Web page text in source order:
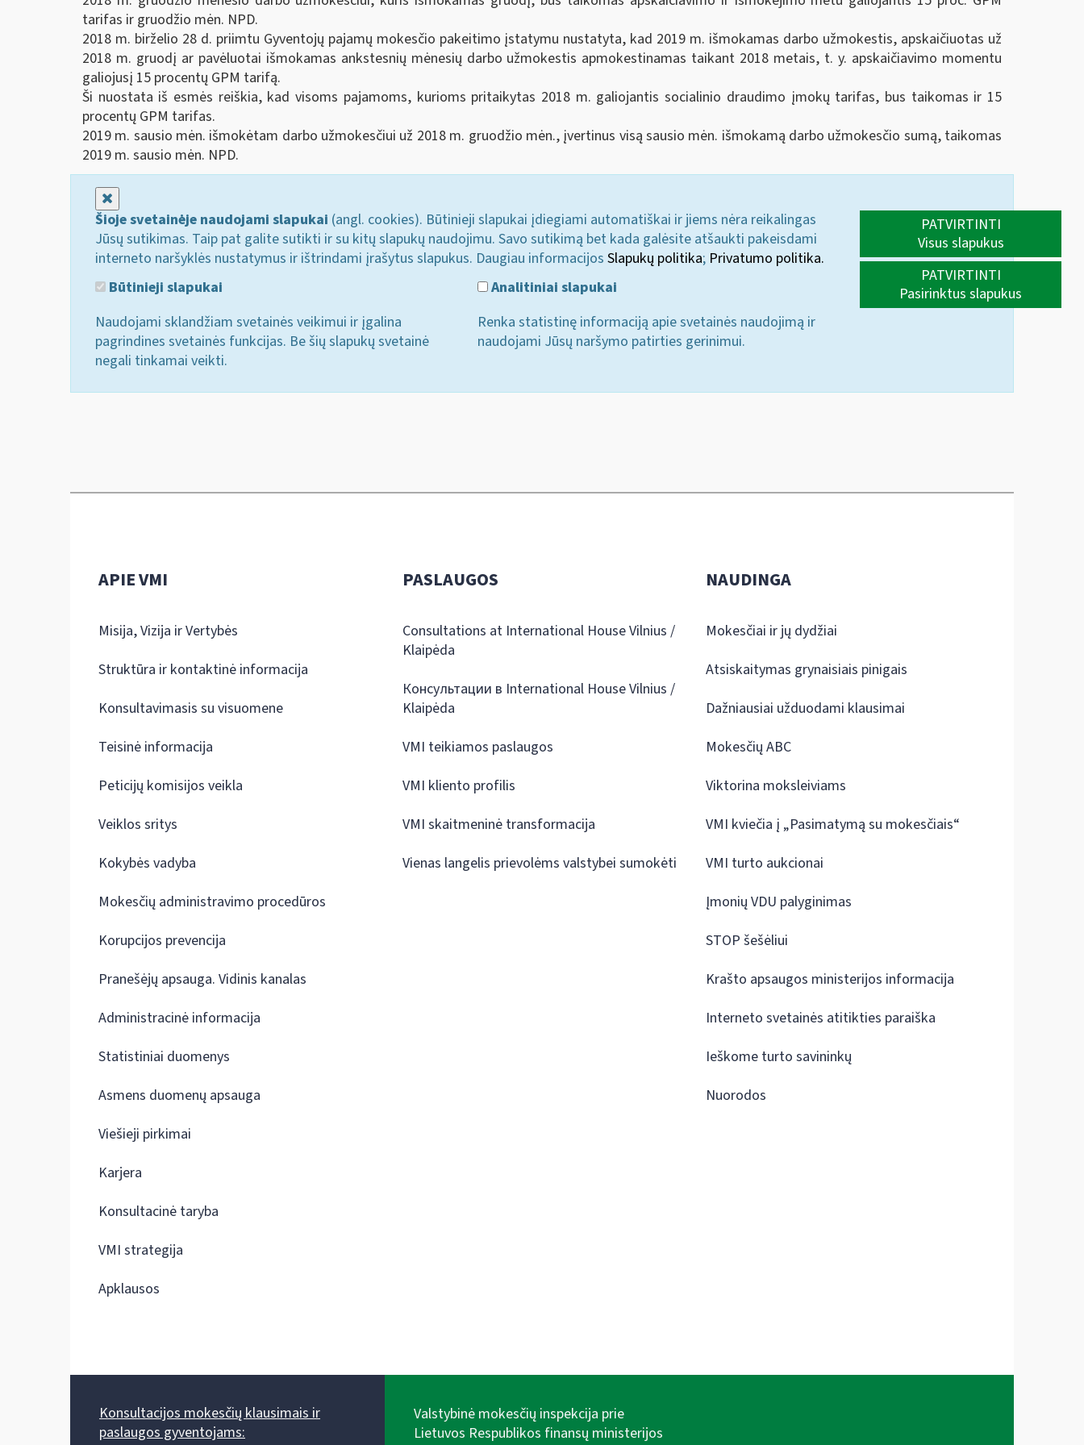
tarifas ir gruodžio mėn. NPD.
2018 m. birželio 28 d. priimtu Gyventojų pajamų mokesčio pakeitimo įstatymu nustatyta, kad 2019 m. išmokamas darbo užmokestis, apskaičiuotas už
2018 m. gruodį ar pavėluotai išmokamas ankstesnių mėnesių darbo užmokestis apmokestinamas taikant 2018 metais, t. y. apskaičiavimo momentu
galiojusį 15 procentų GPM tarifą.
Ši nuostata iš esmės reiškia, kad visoms pajamoms, kurioms pritaikytas 2018 m. galiojantis socialinio draudimo įmokų tarifas, bus taikomas ir 15
procentų GPM tarifas.
2019 m. sausio mėn. išmokėtam darbo užmokesčiui už 2018 m. gruodžio mėn., įvertinus visą sausio mėn. išmokamą darbo užmokesčio sumą, taikomas
2019 m. sausio mėn. NPD.
Šioje svetainėje naudojami slapukai (angl. cookies). Būtinieji slapukai įdiegiami automatiškai ir jiems nėra reikalingas
Jūsų sutikimas. Taip pat galite sutikti ir su kitų slapukų naudojimu. Savo sutikimą bet kada galėsite atšaukti pakeisdami
interneto naršyklės nustatymus ir ištrindami įrašytus slapukus. Daugiau informacijos Slapukų politika; Privatumo politika.
Būtinieji slapukai
Naudojami sklandžiam svetainės veikimui ir įgalina
pagrindines svetainės funkcijas. Be šių slapukų svetainė
negali tinkamai veikti.
Analitiniai slapukai
Renka statistinę informaciją apie svetainės naudojimą ir
naudojami Jūsų naršymo patirties gerinimui.
PATVIRTINTI
Visus slapukus
PATVIRTINTI
Pasirinktus slapukus
APIE VMI
Misija, Vizija ir Vertybės
Struktūra ir kontaktinė informacija
Konsultavimasis su visuomene
Teisinė informacija
Peticijų komisijos veikla
Veiklos sritys
Kokybės vadyba
Mokesčių administravimo procedūros
Korupcijos prevencija
Pranešėjų apsauga. Vidinis kanalas
Administracinė informacija
Statistiniai duomenys
Asmens duomenų apsauga
Viešieji pirkimai
Karjera
Konsultacinė taryba
VMI strategija
Apklausos
PASLAUGOS
Consultations at International House Vilnius /
Klaipėda
Консультации в International House Vilnius /
Klaipėda
VMI teikiamos paslaugos
VMI kliento profilis
VMI skaitmeninė transformacija
Vienas langelis prievolėms valstybei sumokėti
NAUDINGA
Mokesčiai ir jų dydžiai
Atsiskaitymas grynaisiais pinigais
Dažniausiai užduodami klausimai
Mokesčių ABC
Viktorina moksleiviams
VMI kviečia į „Pasimatymą su mokesčiais“
VMI turto aukcionai
Įmonių VDU palyginimas
STOP šešėliui
Krašto apsaugos ministerijos informacija
Interneto svetainės atitikties paraiška
Ieškome turto savininkų
Nuorodos
Konsultacijos mokesčių klausimais ir
paslaugos gyventojams:
Valstybinė mokesčių inspekcija prie
Lietuvos Respublikos finansų ministerijos